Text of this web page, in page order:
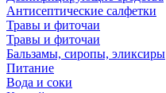
Антисептические салфетки
Травы и фиточаи
Травы и фиточаи
Бальзамы, сиропы, эликсиры
Питание
Вода и соки